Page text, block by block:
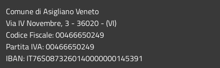
Comune di Asigliano Veneto
Via IV Novembre, 3 - 36020 - (VI)
Codice Fiscale: 00466650249
Partita IVA: 00466650249
IBAN: IT76S0873260140000000145391